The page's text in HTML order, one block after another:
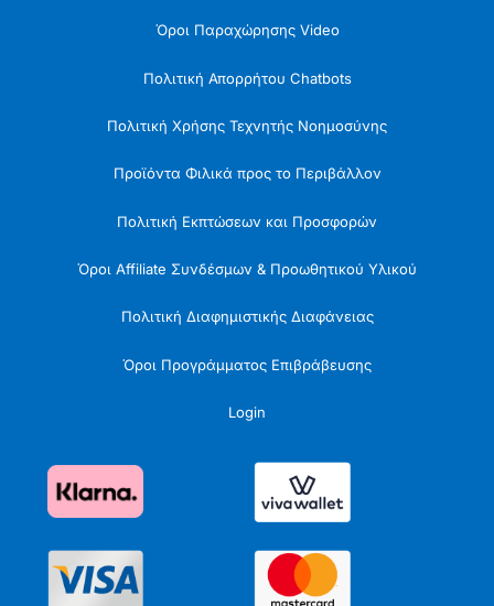
Όροι Παραχώρησης Video
Πολιτική Απορρήτου Chatbots
Πολιτική Χρήσης Τεχνητής Νοημοσύνης
Προϊόντα Φιλικά προς το Περιβάλλον
Πολιτική Εκπτώσεων και Προσφορών
Όροι Affiliate Συνδέσμων & Προωθητικού Υλικού
Πολιτική Διαφημιστικής Διαφάνειας
Όροι Προγράμματος Επιβράβευσης
Login